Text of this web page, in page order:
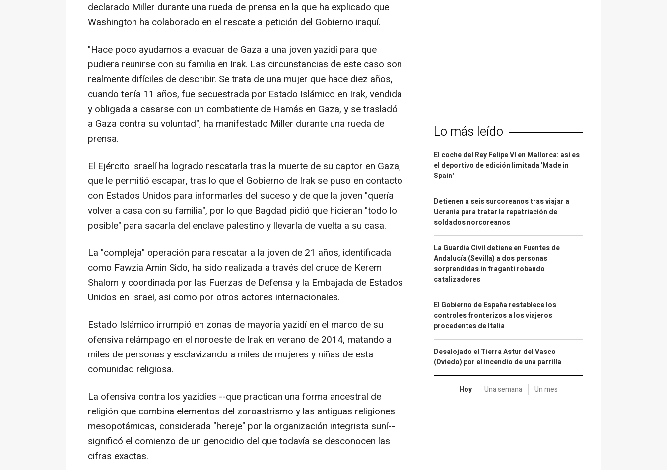
declarado Miller durante una rueda de prensa en la que ha explicado que
Washington ha colaborado en el rescate a petición del Gobierno iraquí.
"Hace poco ayudamos a evacuar de Gaza a una joven yazidí para que
pudiera reunirse con su familia en Irak. Las circunstancias de este caso son
realmente difíciles de describir. Se trata de una mujer que hace diez años,
cuando tenía 11 años, fue secuestrada por Estado Islámico en Irak, vendida
y obligada a casarse con un combatiente de Hamás en Gaza, y se trasladó
a Gaza contra su voluntad", ha manifestado Miller durante una rueda de
prensa.
El Ejército israelí ha logrado rescatarla tras la muerte de su captor en Gaza,
que le permitió escapar, tras lo que el Gobierno de Irak se puso en contacto
con Estados Unidos para informarles del suceso y de que la joven "quería
volver a casa con su familia", por lo que Bagdad pidió que hicieran "todo lo
posible" para sacarla del enclave palestino y llevarla de vuelta a su casa.
La "compleja" operación para rescatar a la joven de 21 años, identificada
como Fawzia Amin Sido, ha sido realizada a través del cruce de Kerem
Shalom y coordinada por las Fuerzas de Defensa y la Embajada de Estados
Unidos en Israel, así como por otros actores internacionales.
Estado Islámico irrumpió en zonas de mayoría yazidí en el marco de su
ofensiva relámpago en el noroeste de Irak en verano de 2014, matando a
miles de personas y esclavizando a miles de mujeres y niñas de esta
comunidad religiosa.
La ofensiva contra los yazidíes --que practican una forma ancestral de
religión que combina elementos del zoroastrismo y las antiguas religiones
mesopotámicas, considerada "hereje" por la organización integrista suní--
significó el comienzo de un genocidio del que todavía se desconocen las
cifras exactas.
Lo más leído
El coche del Rey Felipe VI en Mallorca: así es
el deportivo de edición limitada 'Made in
Spain'
Detienen a seis surcoreanos tras viajar a
Ucrania para tratar la repatriación de
soldados norcoreanos
La Guardia Civil detiene en Fuentes de
Andalucía (Sevilla) a dos personas
sorprendidas in fraganti robando
catalizadores
El Gobierno de España restablece los
controles fronterizos a los viajeros
procedentes de Italia
Desalojado el Tierra Astur del Vasco
(Oviedo) por el incendio de una parrilla
Hoy Una semana Un mes